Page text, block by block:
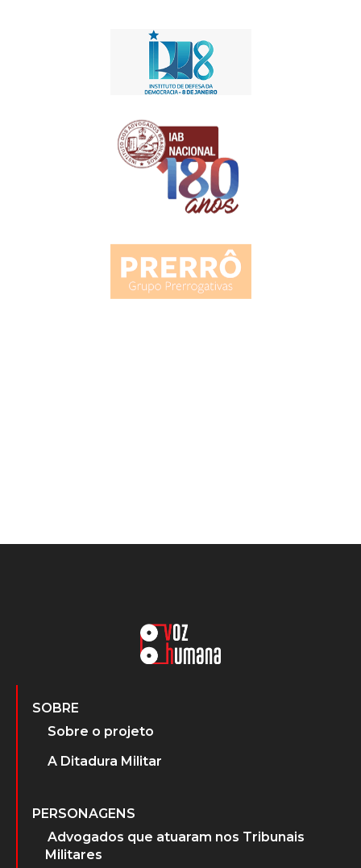
SOBRE
Sobre o projeto
A Ditadura Militar
PERSONAGENS
Advogados que atuaram nos Tribunais
Militares